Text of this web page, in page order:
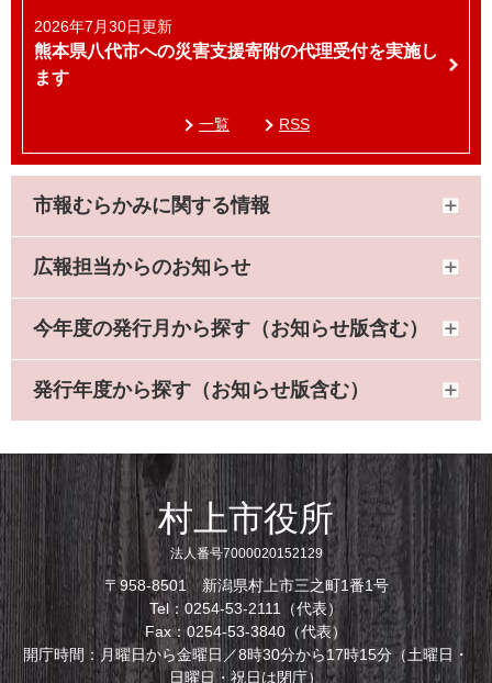
2026年7月30日更新
熊本県八代市への災害支援寄附の代理受付を実施し
ます
一覧 RSS
市報むらかみに関する情報
広報担当からのお知らせ
今年度の発行月から探す（お知らせ版含む）
発行年度から探す（お知らせ版含む）
村上市役所
法人番号7000020152129
〒958-8501 新潟県村上市三之町1番1号
Tel：0254-53-2111（代表）
Fax：0254-53-3840（代表）
開庁時間：月曜日から金曜日／8時30分から17時15分（土曜日・
日曜日・祝日は閉庁）